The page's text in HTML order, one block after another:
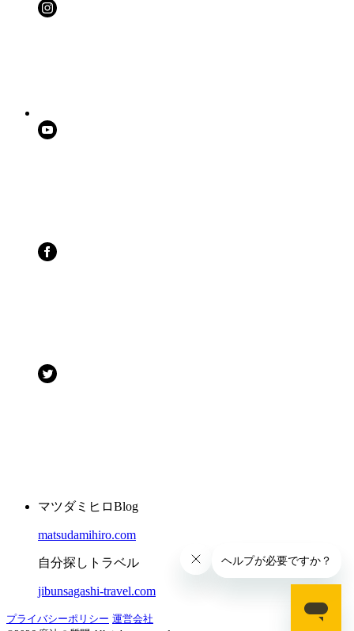
マツダミヒロBlog
matsudamihiro.com
自分探しトラベル
jibunsagashi-travel.com
プライバシーポリシー 運営会社